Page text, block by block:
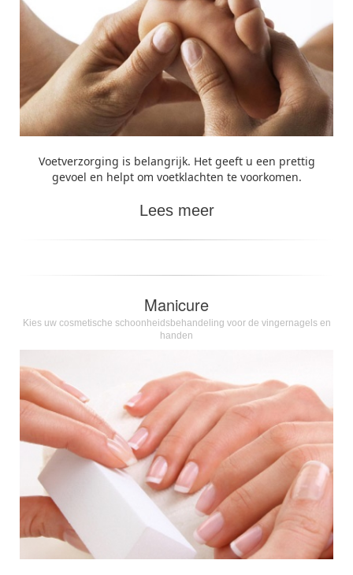
Voetverzorging is belangrijk. Het geeft u een prettig
gevoel en helpt om voetklachten te voorkomen.
Lees meer
Manicure
Kies uw cosmetische schoonheidsbehandeling voor de vingernagels en
handen